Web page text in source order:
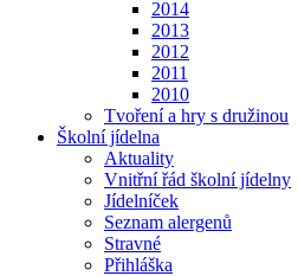
2014
2013
2012
2011
2010
Tvoření a hry s družinou
Školní jídelna
Aktuality
Vnitřní řád školní jídelny
Jídelníček
Seznam alergenů
Stravné
Přihláška